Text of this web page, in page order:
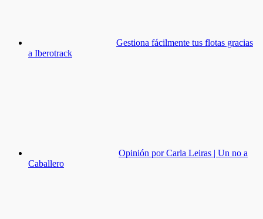
Gestiona fácilmente tus flotas gracias
a Iberotrack
Opinión por Carla Leiras | Un no a
Caballero